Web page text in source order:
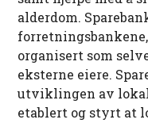
alderdom.
organisert som
eksterne eiere.
utviklingen av
etablert og styrt at